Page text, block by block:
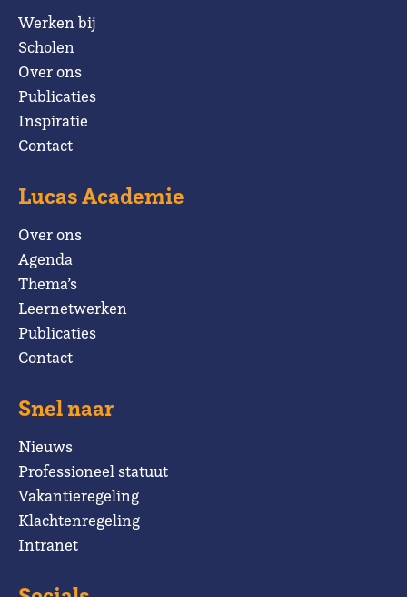
Werken bij
Scholen
Over ons
Publicaties
Inspiratie
Contact
Lucas Academie
Over ons
Agenda
Thema’s
Leernetwerken
Publicaties
Contact
Snel naar
Nieuws
Professioneel statuut
Vakantieregeling
Klachtenregeling
Intranet